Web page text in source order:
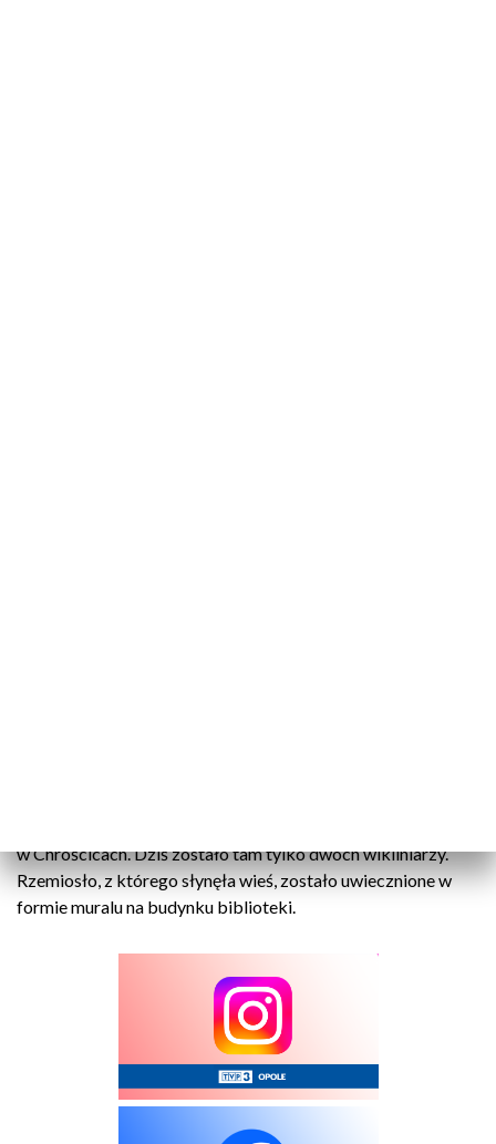
w Chróścicach. Dziś zostało tam tylko dwóch wikliniarzy.
Rzemiosło, z którego słynęła wieś, zostało uwiecznione w
formie muralu na budynku biblioteki.